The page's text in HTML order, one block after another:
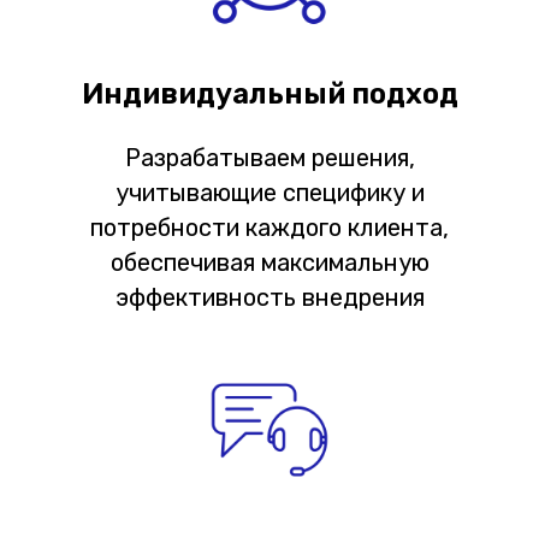
Индивидуальный подход
Разрабатываем решения,
учитывающие специфику и
потребности каждого клиента,
обеспечивая максимальную
эффективность внедрения